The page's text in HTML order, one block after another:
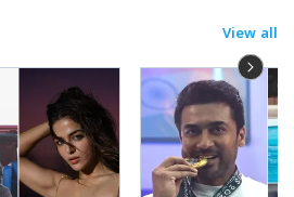
View all